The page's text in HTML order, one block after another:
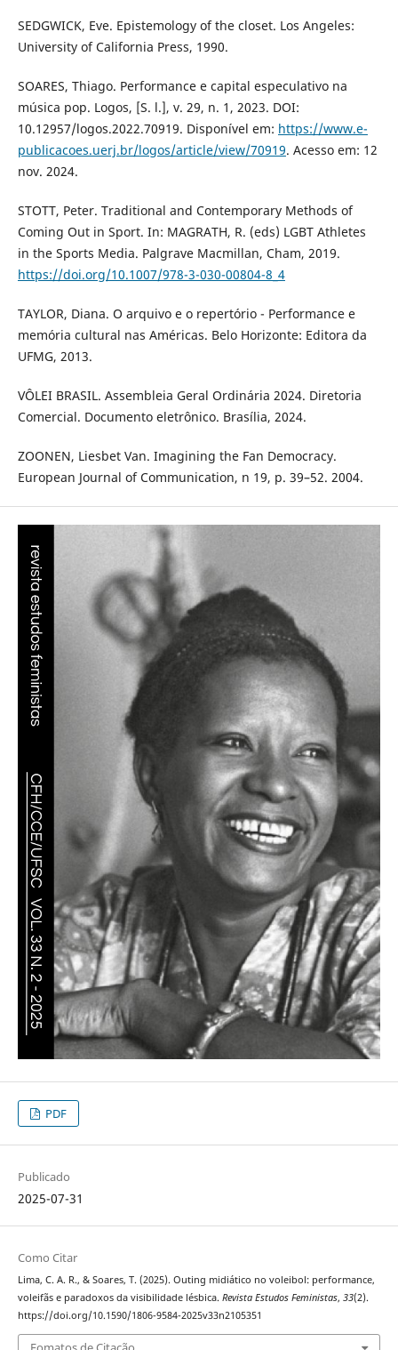
SEDGWICK, Eve. Epistemology of the closet. Los Angeles:
University of California Press, 1990.
SOARES, Thiago. Performance e capital especulativo na
música pop. Logos, [S. l.], v. 29, n. 1, 2023. DOI:
10.12957/logos.2022.70919. Disponível em: https://www.e-
publicacoes.uerj.br/logos/article/view/70919. Acesso em: 12
nov. 2024.
STOTT, Peter. Traditional and Contemporary Methods of
Coming Out in Sport. In: MAGRATH, R. (eds) LGBT Athletes
in the Sports Media. Palgrave Macmillan, Cham, 2019.
https://doi.org/10.1007/978-3-030-00804-8_4
TAYLOR, Diana. O arquivo e o repertório - Performance e
memória cultural nas Américas. Belo Horizonte: Editora da
UFMG, 2013.
VÔLEI BRASIL. Assembleia Geral Ordinária 2024. Diretoria
Comercial. Documento eletrônico. Brasília, 2024.
ZOONEN, Liesbet Van. Imagining the Fan Democracy.
European Journal of Communication, n 19, p. 39–52. 2004.
PDF
Publicado
2025-07-31
Como Citar
Lima, C. A. R., & Soares, T. (2025). Outing midiático no voleibol: performance,
voleifãs e paradoxos da visibilidade lésbica. Revista Estudos Feministas, 33(2).
https://doi.org/10.1590/1806-9584-2025v33n2105351